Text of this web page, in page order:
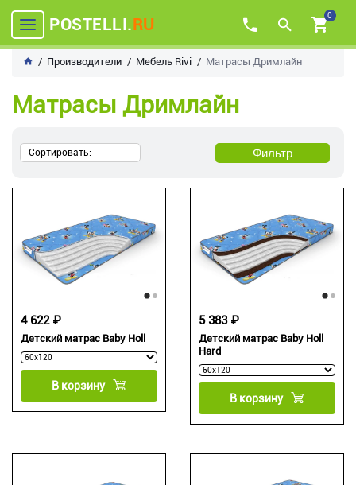
POSTELLI.RU 0
Производители Мебель Rivi Матрасы Дримлайн
Матрасы Дримлайн
Сортировать: Фильтр
Детский матрас Baby Holl
4 622 ₽
В корзину
Детский матрас Baby Holl
Hard
5 383 ₽
В корзину